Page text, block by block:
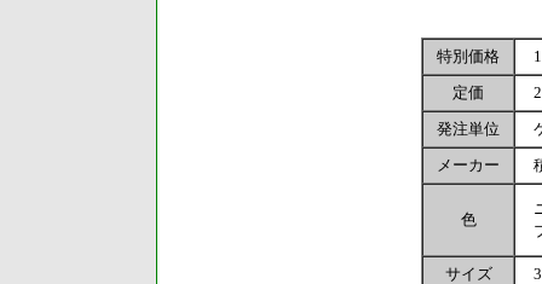
特別価格
定価
発注単位
メーカー
色
サイズ